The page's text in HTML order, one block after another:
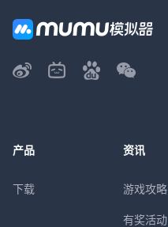
产品
下载
资讯
游戏攻略
有奖活动